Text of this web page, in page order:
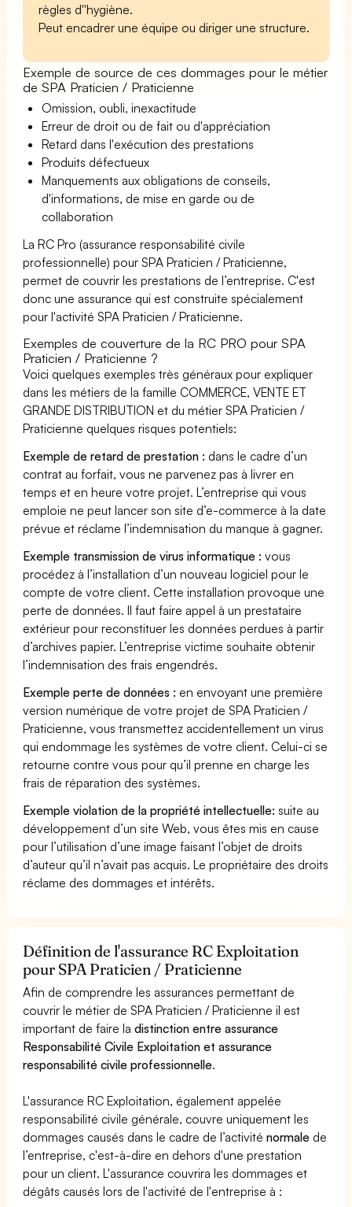
règles d''hygiène.
Peut encadrer une équipe ou diriger une structure.
Exemple de source de ces dommages pour le métier
de SPA Praticien / Praticienne
Omission, oubli, inexactitude
Erreur de droit ou de fait ou d'appréciation
Retard dans l'exécution des prestations
Produits défectueux
Manquements aux obligations de conseils,
d'informations, de mise en garde ou de
collaboration
La RC Pro (assurance responsabilité civile
professionnelle) pour SPA Praticien / Praticienne,
permet de couvrir les prestations de l’entreprise. C'est
donc une assurance qui est construite spécialement
pour l'activité SPA Praticien / Praticienne.
Exemples de couverture de la RC PRO pour SPA
Praticien / Praticienne ?
Voici quelques exemples très généraux pour expliquer
dans les métiers de la famille COMMERCE, VENTE ET
GRANDE DISTRIBUTION et du métier SPA Praticien /
Praticienne quelques risques potentiels:
Exemple de retard de prestation : dans le cadre d’un
contrat au forfait, vous ne parvenez pas à livrer en
temps et en heure votre projet. L’entreprise qui vous
emploie ne peut lancer son site d’e-commerce à la date
prévue et réclame l’indemnisation du manque à gagner.
Exemple transmission de virus informatique : vous
procédez à l’installation d’un nouveau logiciel pour le
compte de votre client. Cette installation provoque une
perte de données. Il faut faire appel à un prestataire
extérieur pour reconstituer les données perdues à partir
d’archives papier. L’entreprise victime souhaite obtenir
l’indemnisation des frais engendrés.
Exemple perte de données : en envoyant une première
version numérique de votre projet de SPA Praticien /
Praticienne, vous transmettez accidentellement un virus
qui endommage les systèmes de votre client. Celui-ci se
retourne contre vous pour qu’il prenne en charge les
frais de réparation des systèmes.
Exemple violation de la propriété intellectuelle: suite au
développement d’un site Web, vous êtes mis en cause
pour l’utilisation d’une image faisant l’objet de droits
d’auteur qu’il n’avait pas acquis. Le propriétaire des droits
réclame des dommages et intérêts.
Définition de l'assurance RC Exploitation
pour SPA Praticien / Praticienne
Afin de comprendre les assurances permettant de
couvrir le métier de SPA Praticien / Praticienne il est
important de faire ladistinction entre assurance
Responsabilité Civile Exploitation et assurance
responsabilité civile professionnelle.
L'assurance RC Exploitation, également appelée
responsabilité civile générale, couvre uniquement les
dommages causés dans le cadre de l’activiténormale de
l’entreprise, c'est-à-dire en dehors d'une prestation
pour un client. L'assurance couvrira les dommages et
dégâts causés lors de l'activité de l'entreprise à :